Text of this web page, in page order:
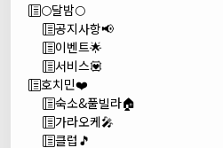
🌕달밤🌕
공지사항📢
이벤트🌟
서비스💟
호치민❤️
숙소&풀빌라🏠
가라오케🎤
클럽🎵